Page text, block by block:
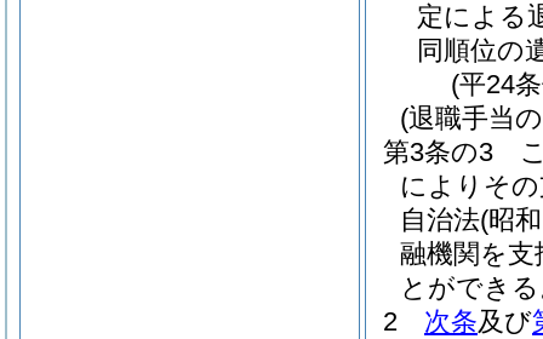
定による
同順位の
(平24
(退職手当
第3条の3
によりそ
自治法(昭
融機関を
とができ
2
次条及び